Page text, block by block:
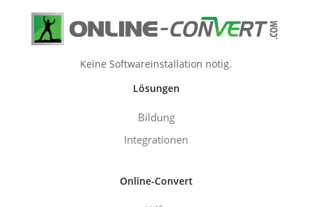
Keine Softwareinstallation nötig.
Lösungen
Bildung
Integrationen
Online-Convert